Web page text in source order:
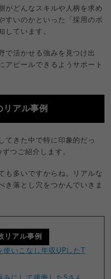
がどんなスキルや人柄を求め
すいのかといった「採用のポ
しています。
で活かせる強みを見つけ出
アピールできるようサポート
アル事例
てきた中で特に印象的だっ
つご紹介します。
も多いですからね。リアルな
き落とし穴をつかんでいきま
リアル事例
使いこなし年収UPしたT